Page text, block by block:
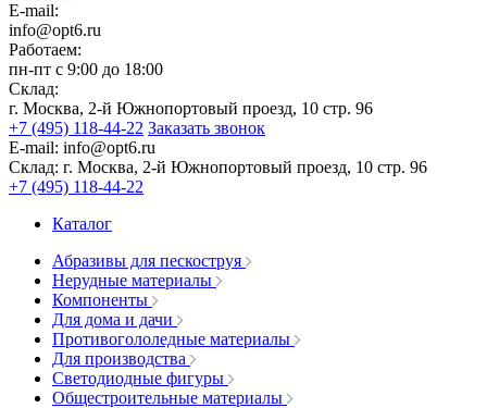
E-mail:
info@opt6.ru
Работаем:
пн-пт с 9:00 до 18:00
Склад:
г. Москва, 2-й Южнопортовый проезд, 10 стр. 96
+7 (495) 118-44-22 Заказать звонок
E-mail: info@opt6.ru
Склад: г. Москва, 2-й Южнопортовый проезд, 10 стр. 96
+7 (495) 118-44-22
Каталог
Абразивы для пескоструя
Нерудные материалы
Компоненты
Для дома и дачи
Противогололедные материалы
Для производства
Светодиодные фигуры
Общестроительные материалы